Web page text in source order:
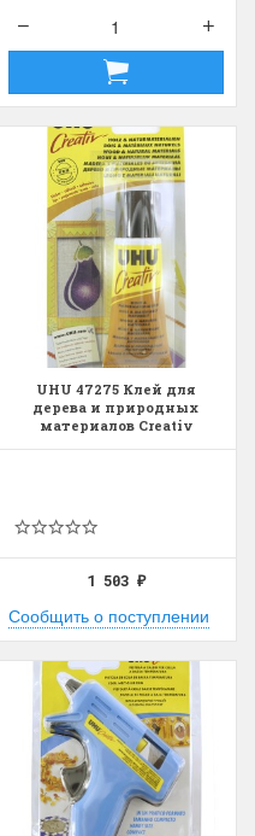
UHU 47275 Клей для
дерева и природных
материалов Creativ
1 503₽
Сообщить о поступлении